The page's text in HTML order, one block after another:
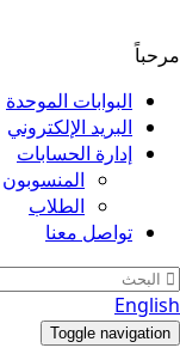
مرحباً
البوابات الموحدة
البريد الإلكتروني
إدارة الحسابات
المنسوبون
الطلاب
تواصل معنا
English
Toggle navigation